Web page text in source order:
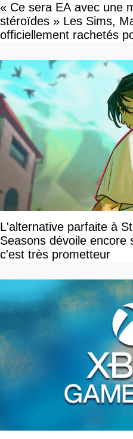
« Ce sera EA avec une
stéroïdes » Les Sims,
officiellement rachetés
L'alternative parfaite à
Seasons dévoile encore
c'est très prometteur